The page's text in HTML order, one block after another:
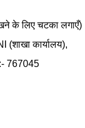
के लिए चटका लगाएँ)
(शाखा कार्यालय),
767045